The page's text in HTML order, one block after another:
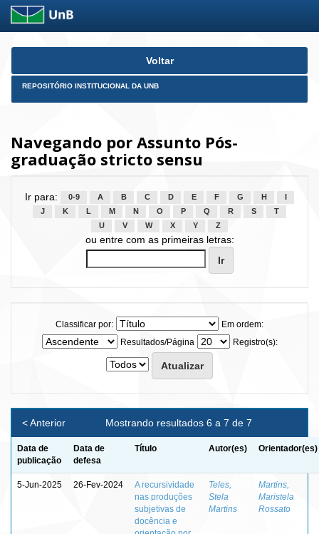
Skip
Voltar
REPOSITÓRIO INSTITUCIONAL DA UNB
Navegando por Assunto Pós-
graduação stricto sensu
Ir para: 0-9 A B C D E F G H
J
K L M N O P Q R S
T
U
V W X Y Z
ou entre com as primeiras letras:
Classificar por:
Em ordem:
Resultados/Página
Registro(s):
Mostrando resultados 6 a 7 de 7
< Anterior
Data de
publicação
Data de
defesa
Título Autor(es) Orientador(es)
5-Jun-2025 26-Fev-2024
A recursividade
nas produções
subjetivas de
docência e
Teles,
Stela
Martins
Martins,
Maristela
Rossato